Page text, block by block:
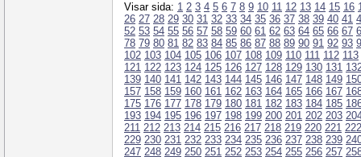
Visar sida: 1 2 3 4 5 6 7 8 9 10 11 12 13 14 15 16
26 27 28 29 30 31 32 33 34 35 36 37 38 39 40 41
52 53 54 55 56 57 58 59 60 61 62 63 64 65 66 67
78 79 80 81 82 83 84 85 86 87 88 89 90 91 92 93
102 103 104 105 106 107 108 109 110 111 112 113
121 122 123 124 125 126 127 128 129 130 131
139 140 141 142 143 144 145 146 147 148 149
157 158 159 160 161 162 163 164 165 166 167
175 176 177 178 179 180 181 182 183 184 185
193 194 195 196 197 198 199 200 201 202 203
211 212 213 214 215 216 217 218 219 220 221 222
229 230 231 232 233 234 235 236 237 238 239
247 248 249 250 251 252 253 254 255 256 257